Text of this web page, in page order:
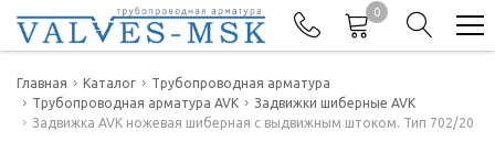
0
Телефоны
+7(977) 474-62-50
Главная Каталог
Трубопроводная арматура
Трубопроводная арматура AVK
Задвижки шиберные AVK
Задвижка AVK ножевая шиберная с выдвижным штоком. Тип 702/20